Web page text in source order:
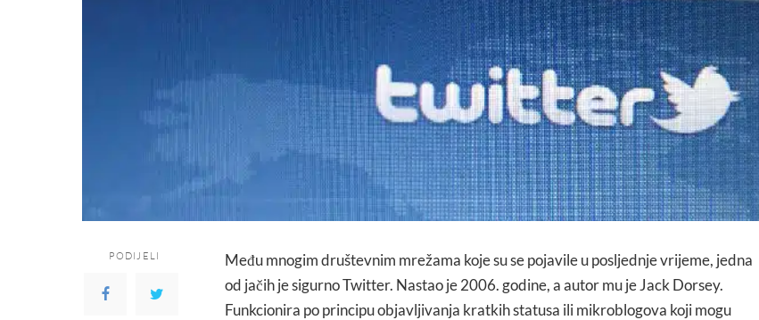
PODIJELI
Među mnogim društevnim mrežama koje su se pojavile u posljednje vrijeme, jedna
od jačih je sigurno Twitter. Nastao je 2006. godine, a autor mu je Jack Dorsey.
Funkcionira po principu objavljivanja kratkih statusa ili mikroblogova koji mogu